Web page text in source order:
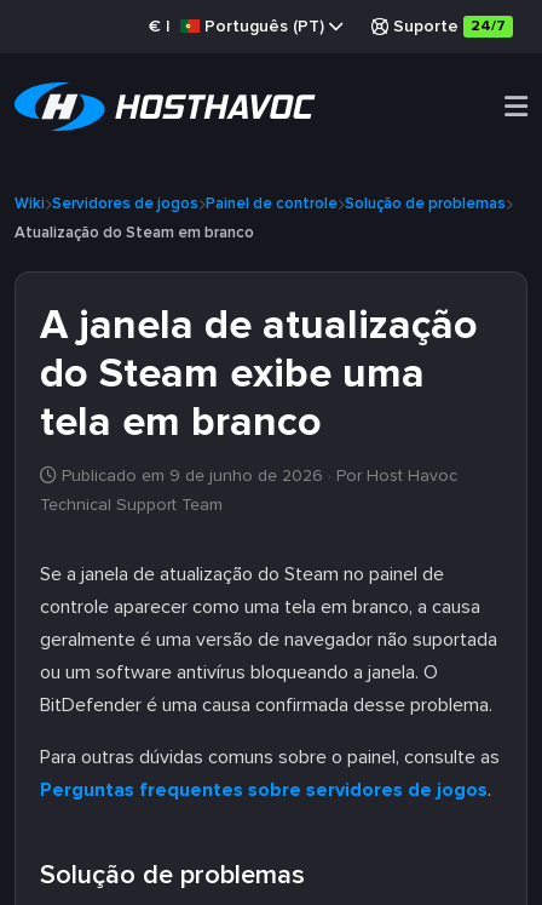
€ | Português (PT) Suporte 24/7
Wiki Servidores de jogos Painel de controle Solução de problemas
Atualização do Steam em branco
A janela de atualização
do Steam exibe uma
tela em branco
Publicado em 9 de junho de 2026 · Por Host Havoc
Technical Support Team
Se a janela de atualização do Steam no painel de
controle aparecer como uma tela em branco, a causa
geralmente é uma versão de navegador não suportada
ou um software antivírus bloqueando a janela. O
BitDefender é uma causa confirmada desse problema.
Para outras dúvidas comuns sobre o painel, consulte as
Perguntas frequentes sobre servidores de jogos.
Solução de problemas